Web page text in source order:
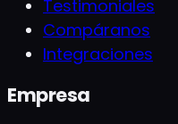
Testimoniales
Compáranos
Integraciones
Empresa